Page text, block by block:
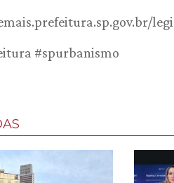
#spurbanismo